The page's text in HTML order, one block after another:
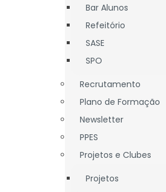
Bar Alunos
Refeitório
SASE
SPO
Recrutamento
Plano de Formação
Newsletter
PPES
Projetos e Clubes
Projetos